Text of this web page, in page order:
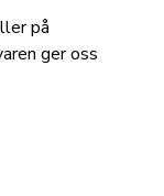
på
ger oss